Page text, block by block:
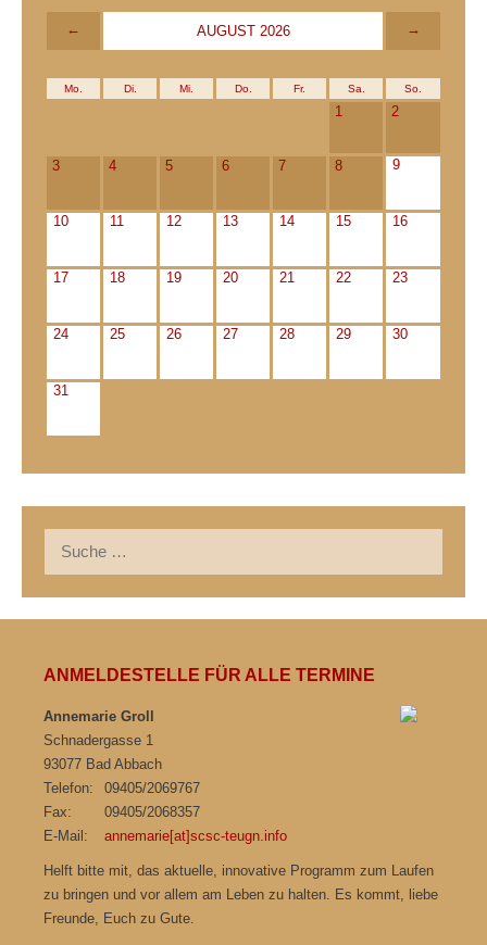
← AUGUST 2026 →
Mo. Di. Mi. Do. Fr. Sa. So.
1 2
3 4 5 6 7 8 9
10 11 12 13 14 15 16
17 18 19 20 21 22 23
24 25 26 27 28 29 30
31
nach:
ANMELDESTELLE FÜR ALLE TERMINE
Annemarie Groll
Schnadergasse 1
93077 Bad Abbach
Telefon:
09405/2069767
Fax:
09405/2068357
E-Mail:
annemarie[at]scsc-teugn.info
Helft bitte mit, das aktuelle, innovative Programm zum Laufen
zu bringen und vor allem am Leben zu halten. Es kommt, liebe
Freunde, Euch zu Gute.